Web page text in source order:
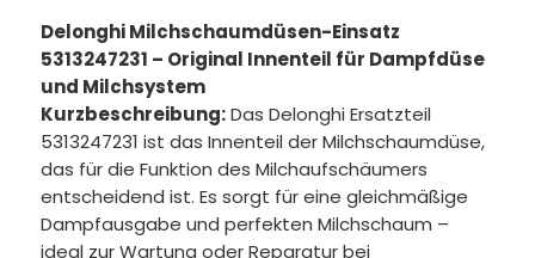
Delonghi Milchschaumdüsen-Einsatz
5313247231 – Original Innenteil für Dampfdüse
und Milchsystem
Kurzbeschreibung:Das Delonghi Ersatzteil
5313247231 ist das Innenteil der Milchschaumdüse,
das für die Funktion des Milchaufschäumers
entscheidend ist. Es sorgt für eine gleichmäßige
Dampfausgabe und perfekten Milchschaum –
ideal zur Wartung oder Reparatur bei